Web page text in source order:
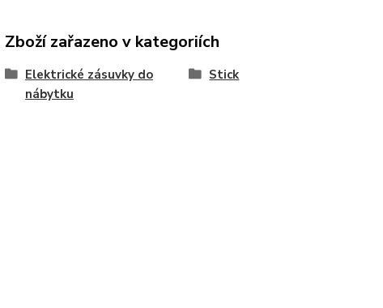
Zboží zařazeno v kategoriích
Elektrické zásuvky do
nábytku
Stick